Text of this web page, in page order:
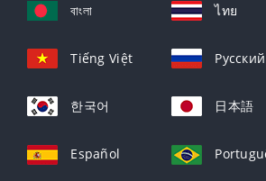
বাংলা ไทย
Tiếng Việt Русский
한국어 日本語
Español